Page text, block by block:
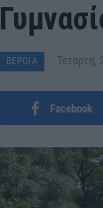
ΒΕΡΟΙΑ Τετάρτη,
Facebook